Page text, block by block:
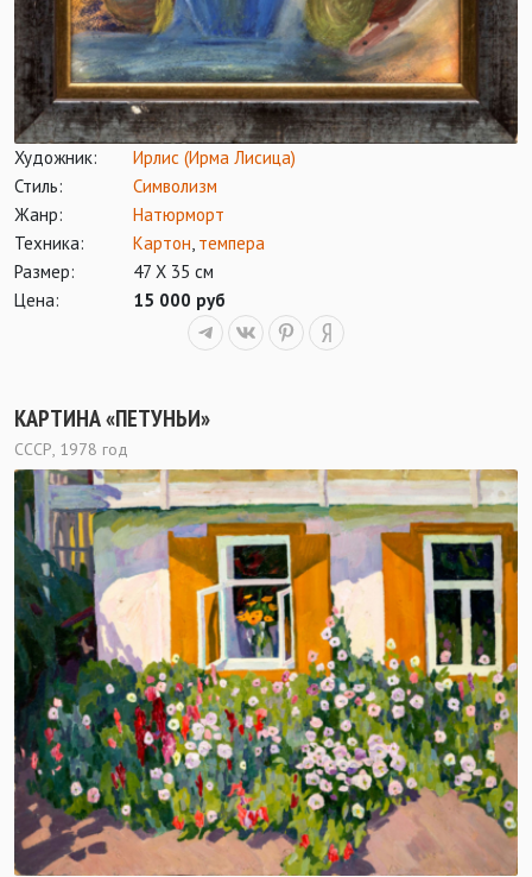
Художник:
Ирлис (Ирма Лисица)
Стиль:
Символизм
Жанр:
Натюрморт
Техника:
Картон, темпера
Размер:
47 Х 35 см
Цена:
15 000 руб
КАРТИНА «ПЕТУНЬИ»
СССР, 1978 год